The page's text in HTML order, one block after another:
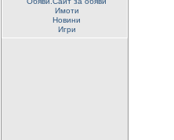
Имоти
Новини
Игри